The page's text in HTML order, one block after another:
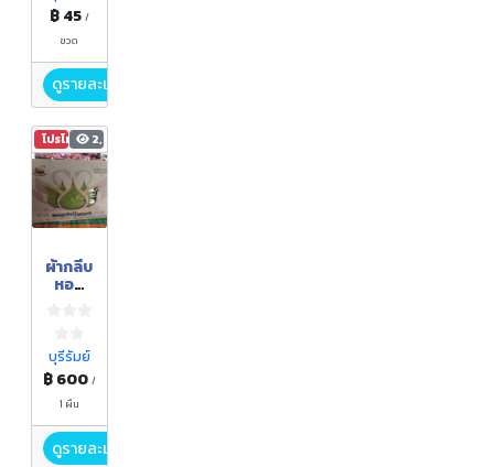
฿ 45 /
ขวด
ดูรายละเอียด
โปรโมชัน 2,143
ผ้ากลีบ
หอม
บุรีรัมย์
฿ 600 /
1 ผืน
ดูรายละเอียด